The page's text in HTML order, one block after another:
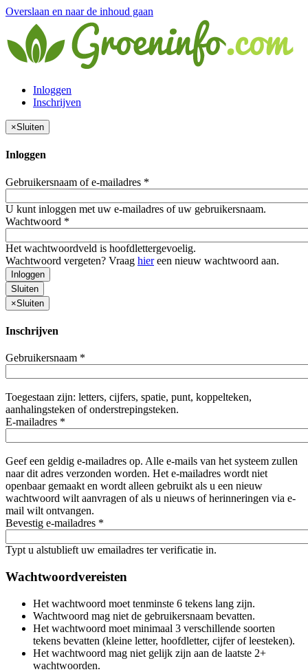
Overslaan en naar de inhoud gaan
Inloggen
Inschrijven
×Sluiten
Inloggen
Gebruikersnaam of e-mailadres *
U kunt inloggen met uw e-mailadres of uw gebruikersnaam.
Wachtwoord *
Het wachtwoordveld is hoofdlettergevoelig.
Wachtwoord vergeten? Vraag hiereen nieuw wachtwoord aan.
Inloggen
Sluiten
×Sluiten
Inschrijven
Gebruikersnaam *
Toegestaan zijn: letters, cijfers, spatie, punt, koppelteken,
aanhalingsteken of onderstrepingsteken.
E-mailadres *
Geef een geldig e-mailadres op. Alle e-mails van het systeem zullen
naar dit adres verzonden worden. Het e-mailadres wordt niet
openbaar gemaakt en wordt alleen gebruikt als u een nieuw
wachtwoord wilt aanvragen of als u nieuws of herinneringen via e-
mail wilt ontvangen.
Bevestig e-mailadres *
Typt u alstublieft uw emailadres ter verificatie in.
Wachtwoordvereisten
Het wachtwoord moet tenminste 6 tekens lang zijn.
Wachtwoord mag niet de gebruikersnaam bevatten.
Het wachtwoord moet minimaal 3 verschillende soorten
tekens bevatten (kleine letter, hoofdletter, cijfer of leesteken).
Het wachtwoord mag niet gelijk zijn aan de laatste 2+
wachtwoorden.